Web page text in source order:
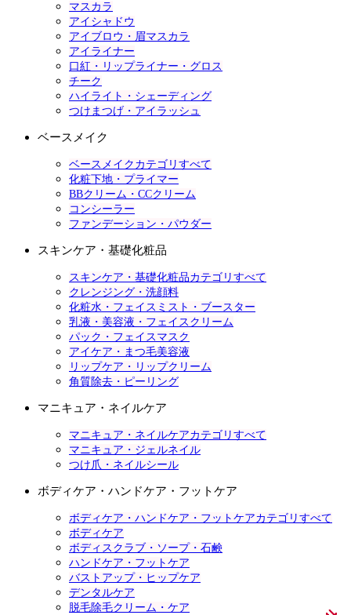
マスカラ
アイシャドウ
アイブロウ・眉マスカラ
アイライナー
口紅・リップライナー・グロス
チーク
ハイライト・シェーディング
つけまつげ・アイラッシュ
ベースメイク
ベースメイクカテゴリすべて
化粧下地・プライマー
BBクリーム・CCクリーム
コンシーラー
ファンデーション・パウダー
スキンケア・基礎化粧品
スキンケア・基礎化粧品カテゴリすべて
クレンジング・洗顔料
化粧水・フェイスミスト・ブースター
乳液・美容液・フェイスクリーム
パック・フェイスマスク
アイケア・まつ毛美容液
リップケア・リップクリーム
角質除去・ピーリング
マニキュア・ネイルケア
マニキュア・ネイルケアカテゴリすべて
マニキュア・ジェルネイル
つけ爪・ネイルシール
ボディケア・ハンドケア・フットケア
ボディケア・ハンドケア・フットケアカテゴリすべて
ボディケア
ボディスクラブ・ソープ・石鹸
ハンドケア・フットケア
バストアップ・ヒップケア
デンタルケア
脱毛除毛クリーム・ケア